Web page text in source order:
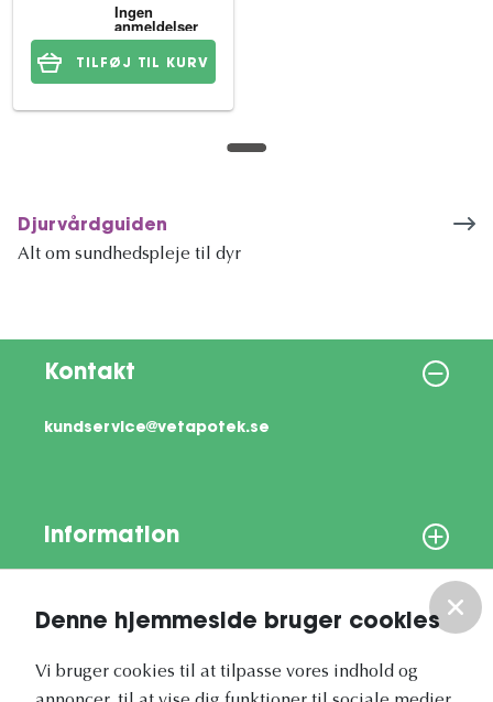
Denne hjemmeside bruger cookies
Vi bruger cookies til at tilpasse vores indhold og
TILFØJ TIL KURV
Djurvårdguiden
Alt om sundhedspleje til dyr
Kontakt
kundservice@vetapotek.se
Information
Vores nyhedsbrev